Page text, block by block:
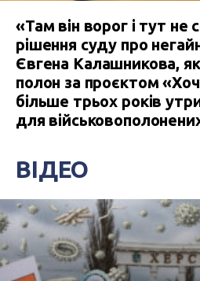
«Там він ворог і тут не
рішення суду про
Євгена Калашникова,
полон за проєктом
більше трьох років
для
ВІДЕО